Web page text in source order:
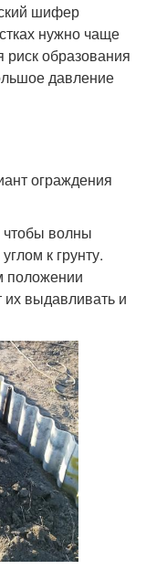
шифер
нужно чаще
образования
давление
ограждения
чтобы волны
к грунту.
положении
их выдавливать и